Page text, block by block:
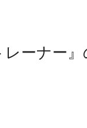
ーナー